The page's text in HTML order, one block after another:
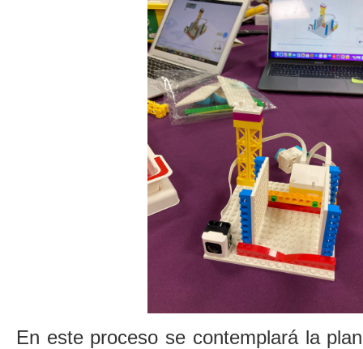
En este proceso se contemplará la